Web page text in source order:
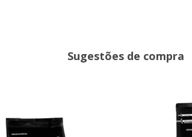
Sugestões de compra